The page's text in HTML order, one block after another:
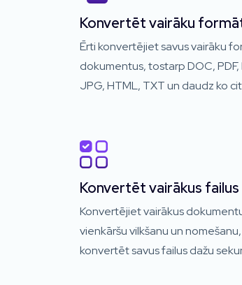
Konvertēt vairāku
Ērti konvertējiet savus vairāku
dokumentus, tostarp DOC, PDF,
JPG, HTML, TXT un daudz ko
Konvertēt vairākus failus
Konvertējiet vairākus
vienkāršu vilkšanu un
konvertēt savus failus dažu